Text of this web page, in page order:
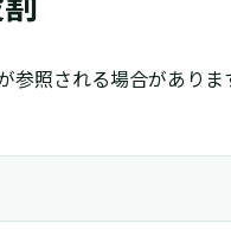
照される場合があり